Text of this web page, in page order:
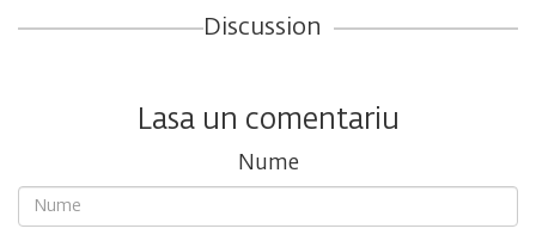
Discussion
Lasa un comentariu
Nume